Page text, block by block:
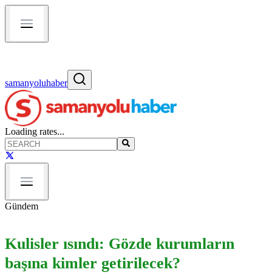
samanyoluhaber
Loading rates...
Gündem
Kulisler ısındı: Gözde kurumların
başına kimler getirilecek?